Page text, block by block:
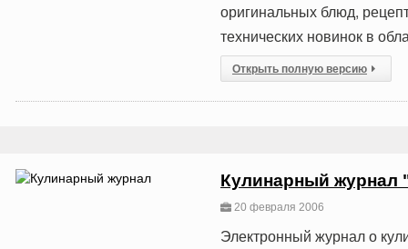
оригинальных блюд,
технических новинок в
Открыть полную версию
Кулинарный журнал
20 февраля 2006
Электронный журнал о